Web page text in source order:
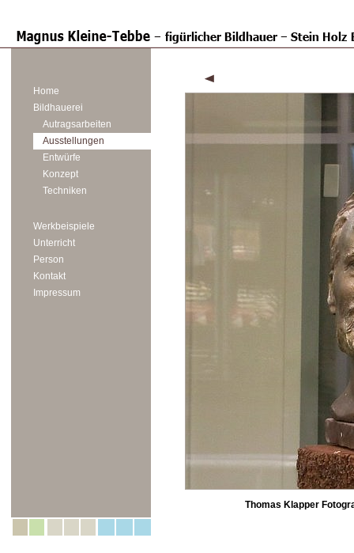
Home
Bildhauerei
Autragsarbeiten
Ausstellungen
Entwürfe
Konzept
Techniken
Werkbeispiele
Unterricht
Person
Kontakt
Impressum
Thomas Klapper